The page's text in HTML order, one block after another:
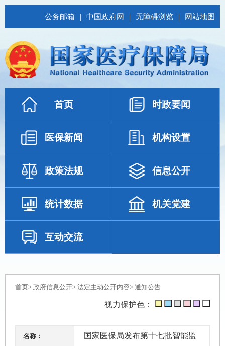
公务邮箱 | 中国政府网 | 无障碍浏览 | 网站地图
首页 时政要闻
医保新闻 机构设置
政策法规 信息公开
统计数据 机关党建
互动交流
首页> 政府信息公开> 法定主动公开内容> 通知公告
视力保护色：
名称： 国家医保局发布第十七批智能监